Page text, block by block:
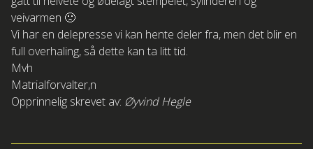
veivarmen 🙁
Vi har en delepresse vi kan hente deler fra, men det blir en
full overhaling, så dette kan ta litt tid.
Mvh
Matrialforvalter,n
Opprinnelig skrevet av: Øyvind Hegle